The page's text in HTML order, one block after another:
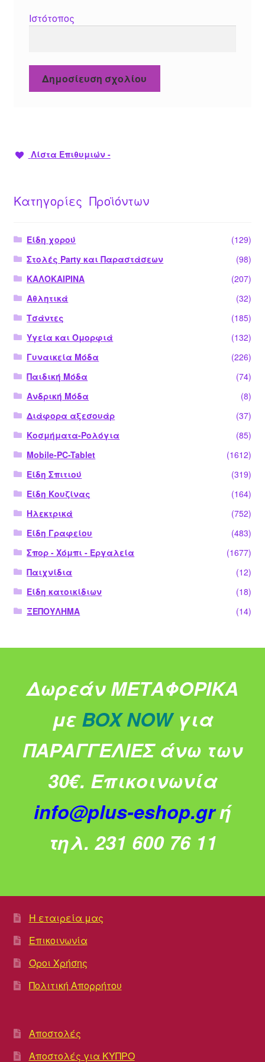
Ιστότοπος
Λίστα Επιθυμιών -
Κατηγορίες Προϊόντων
Είδη χορού
(129)
Στολές Party και Παραστάσεων
(98)
ΚΑΛΟΚΑΙΡΙΝΑ
(207)
Αθλητικά
(32)
Τσάντες
(185)
Υγεία και Ομορφιά
(132)
Γυναικεία Μόδα
(226)
Παιδική Μόδα
(74)
Ανδρική Μόδα
(8)
Διάφορα αξεσουάρ
(37)
Κοσμήματα-Ρολόγια
(85)
Mobile-PC-Tablet
(1612)
Είδη Σπιτιού
(319)
Είδη Κουζίνας
(164)
Ηλεκτρικά
(752)
Είδη Γραφείου
(483)
Σπορ - Χόμπι - Εργαλεία
(1677)
Παιχνίδια
(12)
Είδη κατοικίδιων
(18)
ΞΕΠΟΥΛΗΜΑ
(14)
Δωρεάν ΜΕΤΑΦΟΡΙΚΑ
με BOX NOW για
ΠΑΡΑΓΓΕΛΙΕΣ άνω των
30€. Επικοινωνία
info@plus-eshop.grή
τηλ. 231 600 76 11
Η εταιρεία μας
Επικοινωνία
Όροι Χρήσης
Πολιτική Απορρήτου
Αποστολές
Αποστολές για ΚΥΠΡΟ